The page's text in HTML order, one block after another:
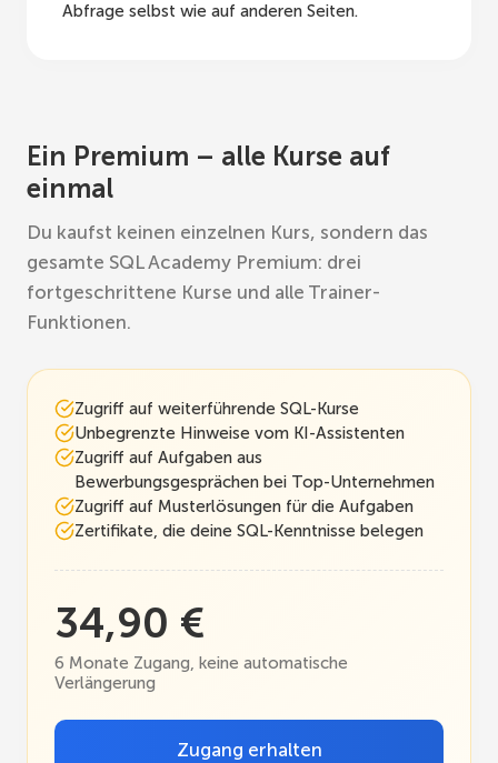
Abfrage selbst wie auf anderen Seiten.
Ein Premium – alle Kurse auf
einmal
Du kaufst keinen einzelnen Kurs, sondern das
gesamte SQL Academy Premium: drei
fortgeschrittene Kurse und alle Trainer-
Funktionen.
Zugriff auf weiterführende SQL-Kurse
Unbegrenzte Hinweise vom KI-Assistenten
Zugriff auf Aufgaben aus
Bewerbungsgesprächen bei Top-Unternehmen
Zugriff auf Musterlösungen für die Aufgaben
Zertifikate, die deine SQL-Kenntnisse belegen
34,90 €
6 Monate Zugang, keine automatische
Verlängerung
Zugang erhalten